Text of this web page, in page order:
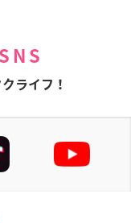
羌かい
ライフ！